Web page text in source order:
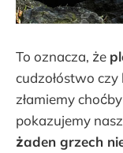
To oznacza, że
cudzołóstwo
złamiemy
pokazujemy
żaden grzech